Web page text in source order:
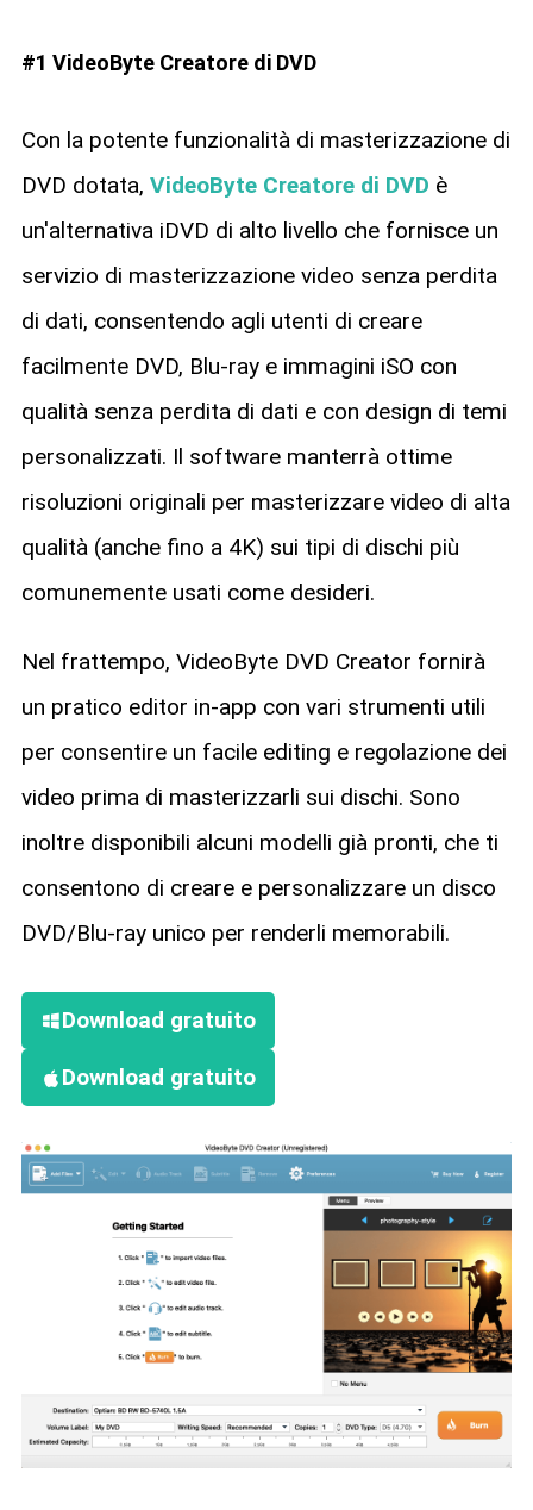
#1 VideoByte Creatore di DVD
Con la potente funzionalità di masterizzazione di
DVD dotata, VideoByte Creatore di DVD è
un'alternativa iDVD di alto livello che fornisce un
servizio di masterizzazione video senza perdita
di dati, consentendo agli utenti di creare
facilmente DVD, Blu-ray e immagini iSO con
qualità senza perdita di dati e con design di temi
personalizzati. Il software manterrà ottime
risoluzioni originali per masterizzare video di alta
qualità (anche fino a 4K) sui tipi di dischi più
comunemente usati come desideri.
Nel frattempo, VideoByte DVD Creator fornirà
un pratico editor in-app con vari strumenti utili
per consentire un facile editing e regolazione dei
video prima di masterizzarli sui dischi. Sono
inoltre disponibili alcuni modelli già pronti, che ti
consentono di creare e personalizzare un disco
DVD/Blu-ray unico per renderli memorabili.
Download gratuito
Download gratuito